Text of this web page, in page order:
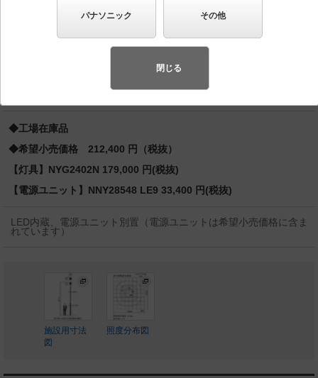
ルライト 球形タイプ・アクリルグローブ・電源別置
型 防まつ型（灯具のみ） KAELUMINA（カエルミ
ナ） 水銀灯250形1灯器具相当／水銀灯200形1灯器具相
要望にお応えできる商品群です。）
◆工場在庫品
◆希望小売価格 212,400 円（税抜）
【灯具】NYG2402N 179,000 円(税抜)
【電源ユニット】NNY28548 LE9 33,400 円(税抜)
LED内蔵、電源ユニット別置（電源ユニットは希望小売価格に含ま
れています）
施設用寸法
図
照度分布図
パナソニック その他
閉じる